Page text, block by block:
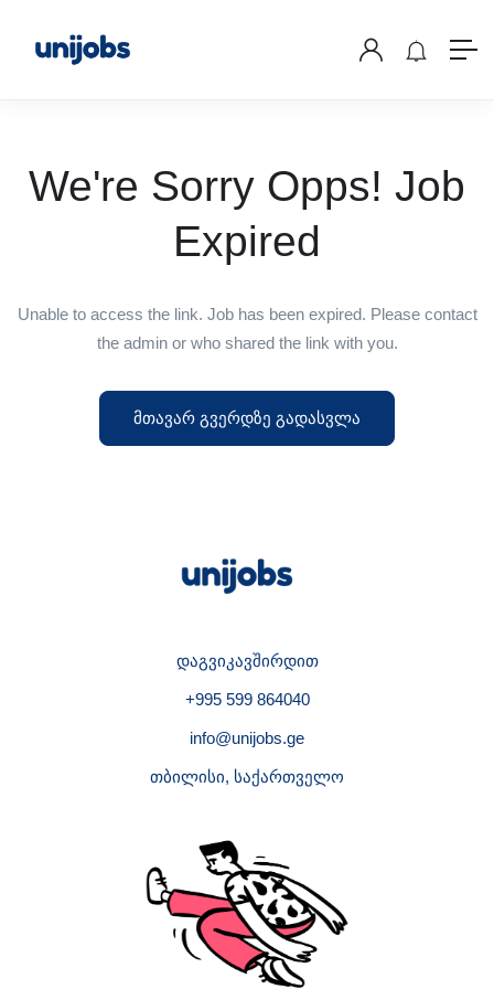
We're Sorry Opps! Job
Expired
Unable to access the link. Job has been expired. Please contact
the admin or who shared the link with you.
მთავარ გვერდზე გადასვლა
დაგვიკავშირდით
+995 599 864040
info@unijobs.ge
თბილისი, საქართველო